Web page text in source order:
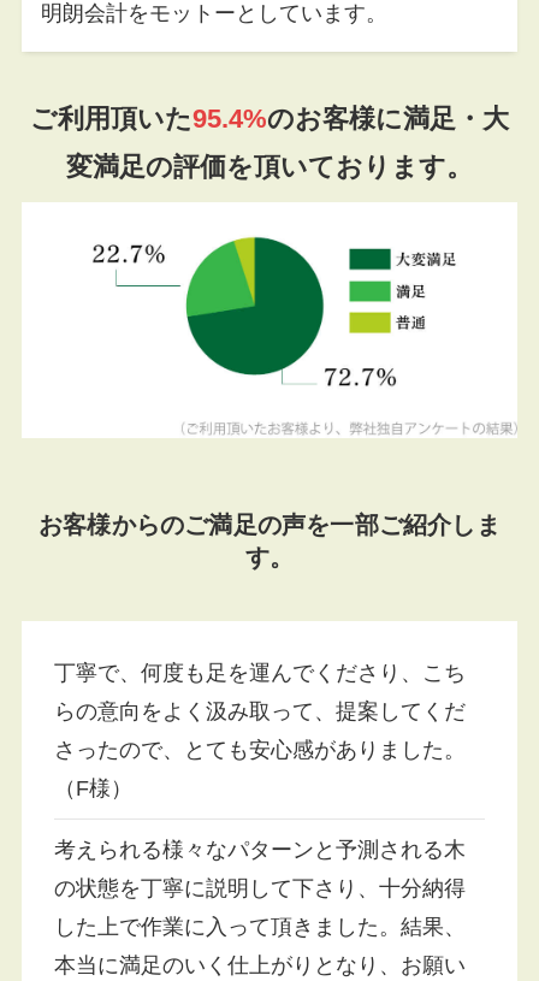
明朗会計をモットーとしています。
ご利用頂いた95.4%のお客様に満足・大
変満足の評価を頂いております。
お客様からのご満足の声を一部ご紹介しま
す。
丁寧で、何度も足を運んでくださり、こち
らの意向をよく汲み取って、提案してくだ
さったので、とても安心感がありました。
（F様）
考えられる様々なパターンと予測される木
の状態を丁寧に説明して下さり、十分納得
した上で作業に入って頂きました。結果、
本当に満足のいく仕上がりとなり、お願い